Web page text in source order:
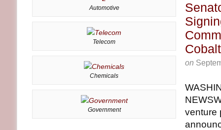
on
venture
Automotive
Telecom
Chemicals
Government